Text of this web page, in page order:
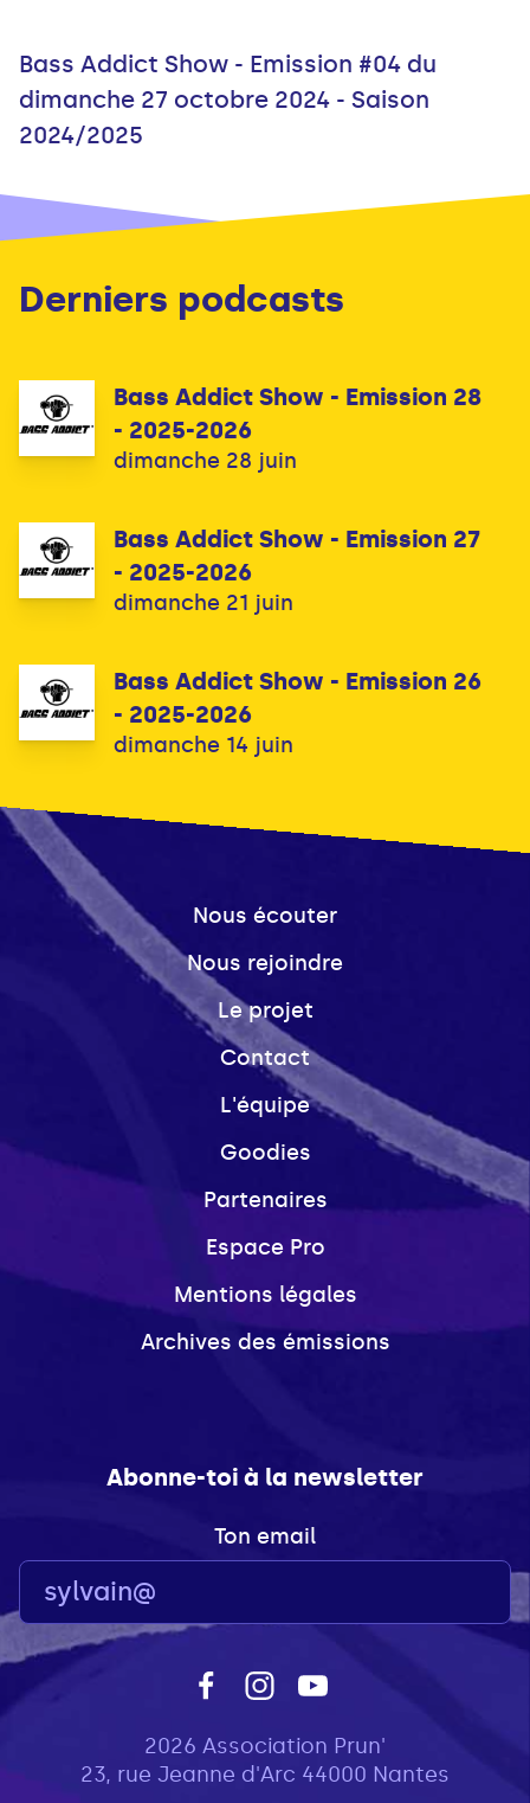
Bass Addict Show - Emission #04 du
dimanche 27 octobre 2024 - Saison
2024/2025
Derniers podcasts
Bass Addict Show - Emission 28
- 2025-2026
dimanche 28 juin
Bass Addict Show - Emission 27
- 2025-2026
dimanche 21 juin
Bass Addict Show - Emission 26
- 2025-2026
dimanche 14 juin
Nous écouter
Nous rejoindre
Le projet
Contact
L'équipe
Goodies
Partenaires
Espace Pro
Mentions légales
Archives des émissions
Abonne-toi à la newsletter
Ton email
2026 Association Prun'
23, rue Jeanne d'Arc 44000 Nantes